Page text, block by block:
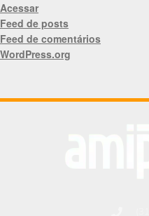
Acessar
Feed de posts
Feed de comentários
WordPress.org